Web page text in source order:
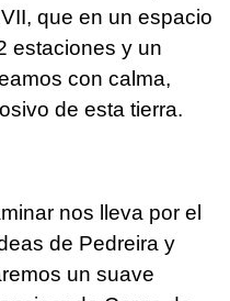
que en un espacio
estaciones y un
con calma,
de esta tierra.
nos lleva por el
de Pedreira y
un suave